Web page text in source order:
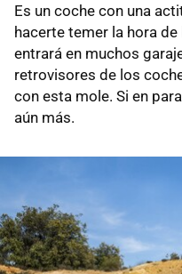
Es un coche con una
hacerte temer la hora
entrará en muchos
retrovisores de los
con esta mole. Si en
aún más.